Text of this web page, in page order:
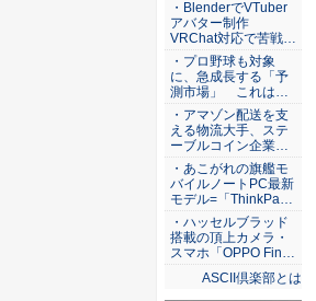
・BlenderでVTuber
アバター制作
VRChat対応で苦戦…
・プロ野球も対象
に、急成長する「予
測市場」 これは…
・アマゾン配送を支
える物流大手、ステ
ーブルコイン企業…
・あこがれの旗艦モ
バイルノートPC最新
モデル=「ThinkPa…
・ハッセルブラッド
搭載の頂上カメラ・
スマホ「OPPO Fin…
ASCII倶楽部とは